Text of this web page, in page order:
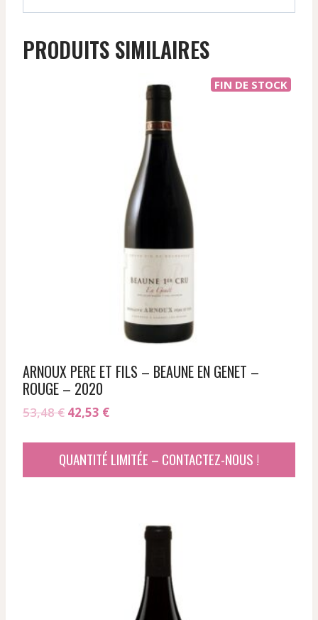
PRODUITS SIMILAIRES
FIN DE STOCK
ARNOUX PERE ET FILS – BEAUNE EN GENET –
ROUGE – 2020
53,48€ Le
était :
42,53 €Le
actuel
est :
QUANTITÉ LIMITÉE – CONTACTEZ-NOUS !